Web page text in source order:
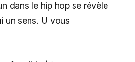
dans le hip hop se révèle
un sens. U vous